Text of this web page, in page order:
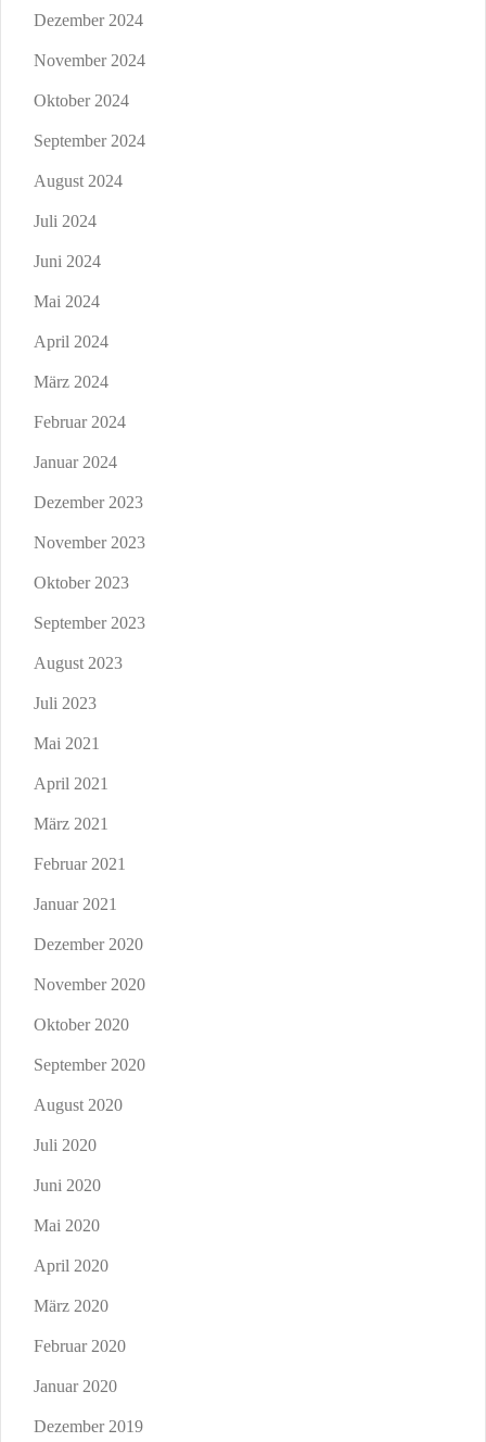
Dezember 2024
November 2024
Oktober 2024
September 2024
August 2024
Juli 2024
Juni 2024
Mai 2024
April 2024
März 2024
Februar 2024
Januar 2024
Dezember 2023
November 2023
Oktober 2023
September 2023
August 2023
Juli 2023
Mai 2021
April 2021
März 2021
Februar 2021
Januar 2021
Dezember 2020
November 2020
Oktober 2020
September 2020
August 2020
Juli 2020
Juni 2020
Mai 2020
April 2020
März 2020
Februar 2020
Januar 2020
Dezember 2019